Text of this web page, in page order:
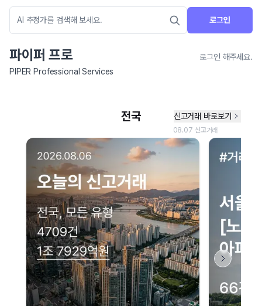
로그인
파이퍼 프로
로그인 해주세요.
PIPER Professional Services
네이버 지도 연결 안내
현재 네이버 지도 연결이 원활하지 않아 지도를 불러올 수 없습니다.
이용에 불편을 드려 죄송합니다.
다시 시도